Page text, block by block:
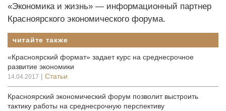
«Экономика и жизнь» — информационный партнер
Красноярского экономического форума.
читайте также
«Красноярский формат» задает курс на среднесрочное
развитие экономики
14.04.2017 | Статьи
Красноярский экономический форум позволит выстроить
тактику работы на среднесрочную перспективу